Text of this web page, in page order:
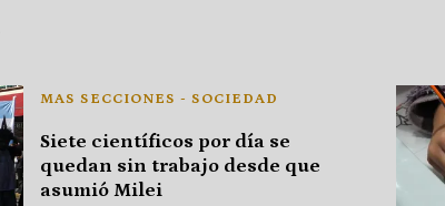
Siete científicos por día se
quedan sin trabajo desde que
asumió Milei
MAS SECCIONES - SOCIEDAD